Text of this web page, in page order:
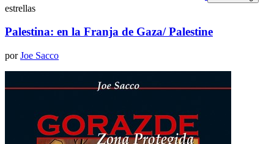
estrellas
Palestina: en la Franja de Gaza/ Palestine
porJoe Sacco